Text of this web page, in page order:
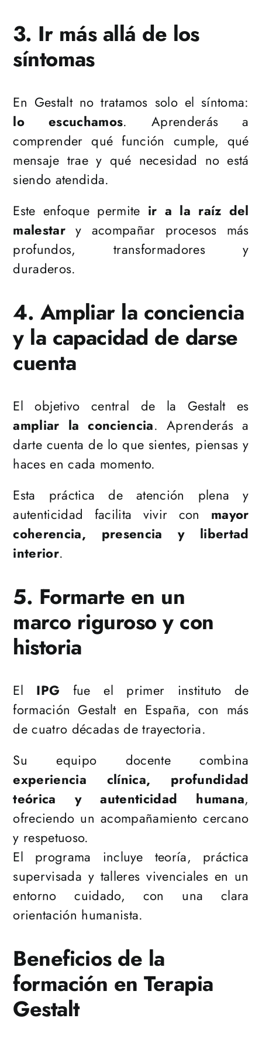
3. Ir más allá de los
síntomas
En Gestalt no tratamos solo el síntoma:
lo escuchamos. Aprenderás a
comprender qué función cumple, qué
mensaje trae y qué necesidad no está
siendo atendida.
Este enfoque permite ir a la raíz del
malestary acompañar procesos más
profundos, transformadores y
duraderos.
4. Ampliar la conciencia
y la capacidad de darse
cuenta
El objetivo central de la Gestalt es
ampliar la conciencia. Aprenderás a
darte cuenta de lo que sientes, piensas y
haces en cada momento.
Esta práctica de atención plena y
autenticidad facilita vivir con mayor
coherencia, presencia y libertad
interior.
5. Formarte en un
marco riguroso y con
historia
El IPG fue el primer instituto de
formación Gestalt en España, con más
de cuatro décadas de trayectoria.
Su equipo docente combina
experiencia clínica, profundidad
teórica y autenticidad humana,
ofreciendo un acompañamiento cercano
y respetuoso.
El programa incluye teoría, práctica
supervisada y talleres vivenciales en un
entorno cuidado, con una clara
orientación humanista.
Beneficios de la
formación en Terapia
Gestalt